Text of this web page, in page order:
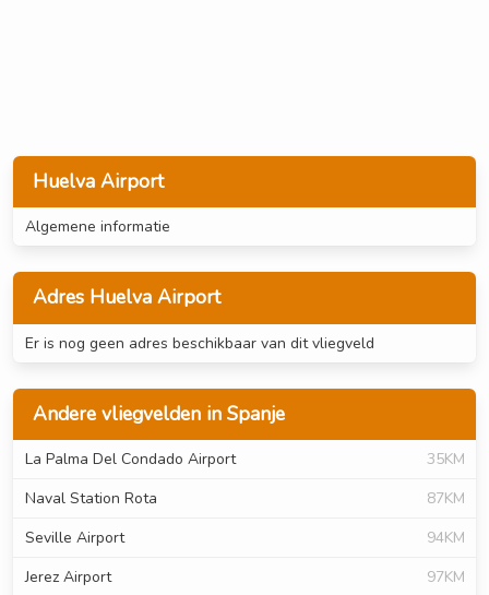
Huelva Airport
Algemene informatie
Adres Huelva Airport
Er is nog geen adres beschikbaar van dit vliegveld
Andere vliegvelden in Spanje
La Palma Del Condado Airport
35KM
Naval Station Rota
87KM
Seville Airport
94KM
Jerez Airport
97KM